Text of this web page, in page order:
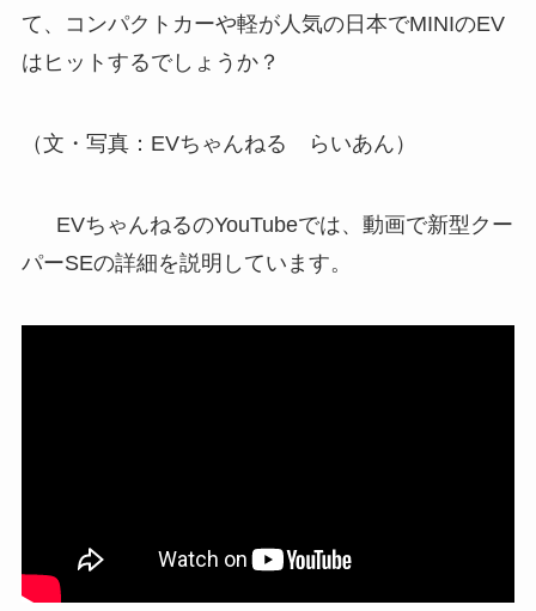
て、コンパクトカーや軽が人気の日本でMINIのEV
はヒットするでしょうか？
（文・写真：EVちゃんねる らいあん）
EVちゃんねるのYouTubeでは、動画で新型クー
パーSEの詳細を説明しています。